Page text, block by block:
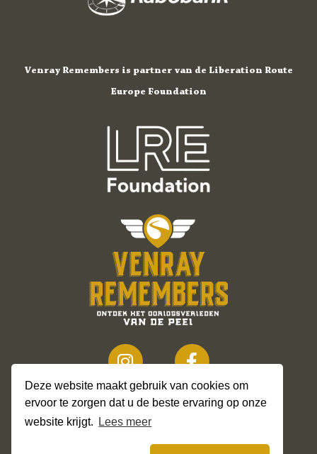
Deze website maakt gebruik van cookies om
ervoor te zorgen dat u de beste ervaring op onze
website krijgt.
Lees meer
Venray Remembers is partner van de Liberation Route
Europe Foundation